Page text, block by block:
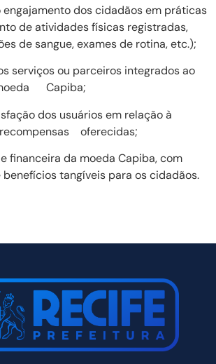
engajamento dos cidadãos em práticas
de atividades físicas registradas,
de sangue, exames de rotina, etc.);
serviços ou parceiros integrados ao
Capiba;
dos usuários em relação à
oferecidas;
financeira da moeda Capiba, com
tangíveis para os cidadãos.